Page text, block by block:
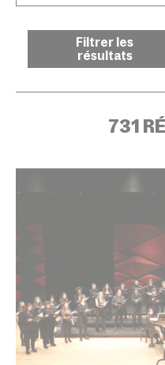
Filtrer les
résultats
731